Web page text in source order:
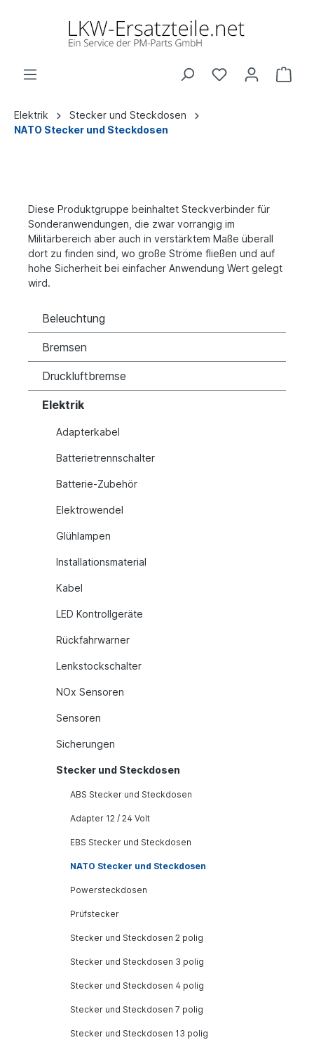
Elektrik
Stecker und Steckdosen
NATO Stecker und Steckdosen
Diese Produktgruppe beinhaltet Steckverbinder für
Sonderanwendungen, die zwar vorrangig im
Militärbereich aber auch in verstärktem Maße überall
dort zu finden sind, wo große Ströme fließen und auf
hohe Sicherheit bei einfacher Anwendung Wert gelegt
wird.
Beleuchtung
Bremsen
Druckluftbremse
Elektrik
Adapterkabel
Batterietrennschalter
Batterie-Zubehör
Elektrowendel
Glühlampen
Installationsmaterial
Kabel
LED Kontrollgeräte
Rückfahrwarner
Lenkstockschalter
NOx Sensoren
Sensoren
Sicherungen
Stecker und Steckdosen
ABS Stecker und Steckdosen
Adapter 12 / 24 Volt
EBS Stecker und Steckdosen
NATO Stecker und Steckdosen
Powersteckdosen
Prüfstecker
Stecker und Steckdosen 2 polig
Stecker und Steckdosen 3 polig
Stecker und Steckdosen 4 polig
Stecker und Steckdosen 7 polig
Stecker und Steckdosen 13 polig